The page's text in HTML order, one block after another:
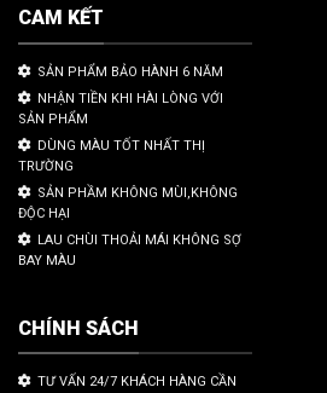
CAM KẾT
SẢN PHẨM BẢO HÀNH 6 NĂM
NHẬN TIỀN KHI HÀI LÒNG VỚI
SẢN PHẨM
DÙNG MÀU TỐT NHẤT THỊ
TRƯỜNG
SẢN PHẦM KHÔNG MÙI,KHÔNG
ĐỘC HẠI
LAU CHÙI THOẢI MÁI KHÔNG SỢ
BAY MÀU
CHÍNH SÁCH
TƯ VẤN 24/7 KHÁCH HÀNG CẦN